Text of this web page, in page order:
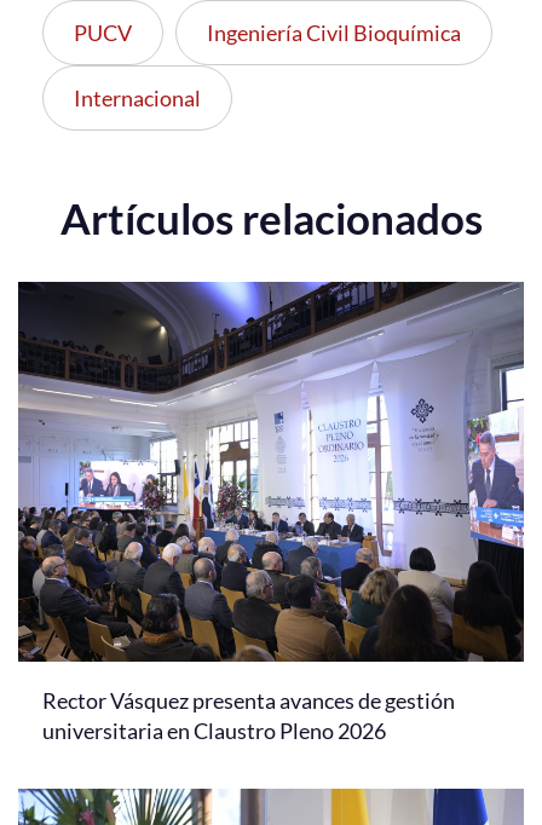
PUCV Ingeniería Civil Bioquímica
Internacional
Artículos relacionados
Rector Vásquez presenta avances de gestión
universitaria en Claustro Pleno 2026